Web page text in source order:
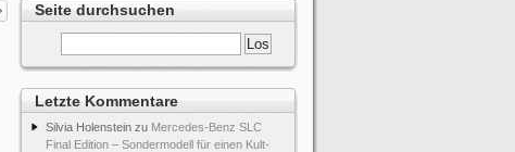
Seite durchsuchen
Letzte Kommentare
Silvia Holenstein zu Mercedes-Benz SLC
Final Edition – Sondermodell für einen Kult-